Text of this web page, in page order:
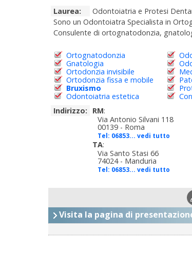
Laurea:
Odontoiatria e Protesi
Sono un Odontoiatra Specialista in
Consulente di ortognatodonzia,
Ortognatodonzia
Gnatologia
Ortodonzia invisibile
Ortodonzia fissa e mobile
Bruxismo
Odontoiatria estetica
Indirizzo:
RM:
Via Antonio Silvani 118
00139 - Roma
Tel: 06853... vedi tutto
TA:
Via Santo Stasi 66
74024 - Manduria
Tel: 06853... vedi tutto
Visita la pagina di